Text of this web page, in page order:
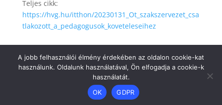
Teljes cikk:
https://hvg.hu/itthon/20230131_Ot_szakszervezet_csa
tlakozott_a_pedagogusok_koveteleseihez
Elegant Themes | Motor:
A jobb felhasználói élmény érdekében az oldalon cookie-kat
használunk. Oldalunk használatával, Ön elfogadja a cookie-k
használatát.
OK
GDPR